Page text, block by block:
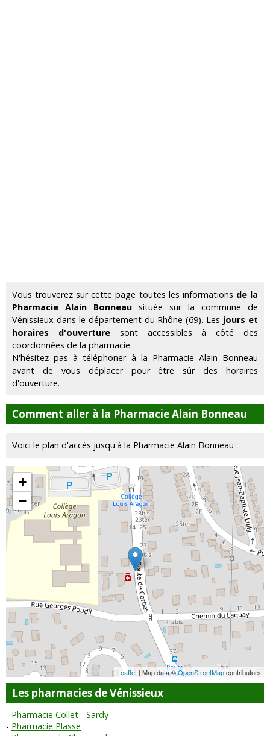
Vous trouverez sur cette page toutes les informations de la
Pharmacie Alain Bonneau située sur la commune de
Vénissieux dans le département du Rhône (69). Les jours et
horaires d'ouverturesont accessibles à côté des
coordonnées de la pharmacie.
N'hésitez pas à téléphoner à la Pharmacie Alain Bonneau
avant de vous déplacer pour être sûr des horaires
d'ouverture.
Comment aller à la Pharmacie Alain Bonneau
Voici le plan d'accès jusqu'à la Pharmacie Alain Bonneau :
+
−
Leaflet | Map data ©OpenStreetMapcontributors
Les pharmacies de Vénissieux
Pharmacie Collet - Sardy
Pharmacie Plasse